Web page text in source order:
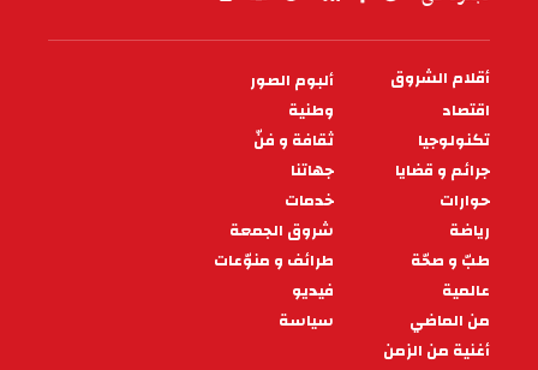
سيدي بوزيد: نزول كميات هامة من
الامطار مصحوبة بالبرد
شهدت عدة مناطق من ولاية سيدي بوزيد (الرقاب،
السوق الجديد، سيدي علي بن عون، بئر الحفي...)
منذ امس واليوم الاحد 6 افريل 2025 نزول
19:27 - 2025/04/06